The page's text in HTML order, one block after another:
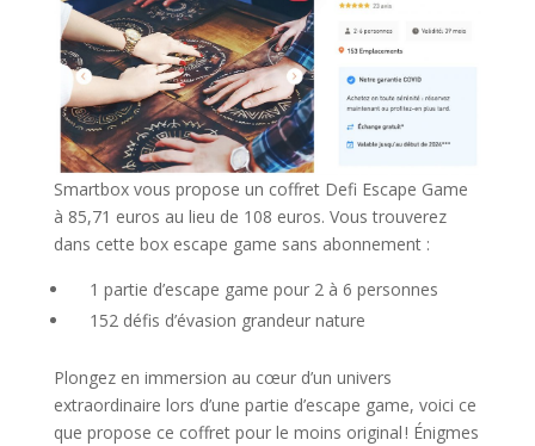
Smartbox vous propose un coffret Defi Escape Game
à 85,71 euros au lieu de 108 euros. Vous trouverez
dans cette box escape game sans abonnement :
1 partie d’escape game pour 2 à 6 personnes
152 défis d’évasion grandeur nature
Plongez en immersion au cœur d’un univers
extraordinaire lors d’une partie d’escape game, voici ce
que propose ce coffret pour le moins original ! Énigmes